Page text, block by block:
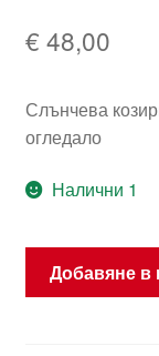
€ 48,00
Слънчева
огледало
Налични 1
количество
Добавяне в